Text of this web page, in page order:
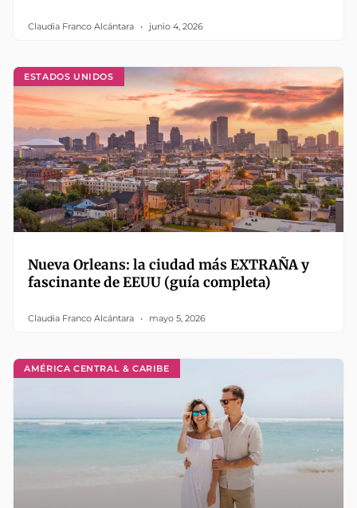
Claudia Franco Alcántara junio 4, 2026
ESTADOS UNIDOS
Nueva Orleans: la ciudad más EXTRAÑA y
fascinante de EEUU (guía completa)
Claudia Franco Alcántara mayo 5, 2026
AMÉRICA CENTRAL & CARIBE